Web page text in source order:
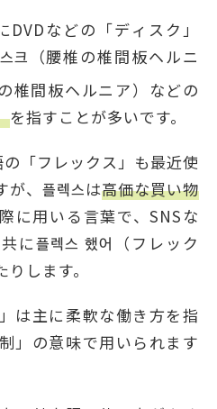
DVDなどの「ディスク」
크（腰椎の椎間板ヘルニ
椎間板ヘルニア）などの
を指すことが多いです。
「フレックス」も最近使
が、플렉스は高価な買い物
に用いる言葉で、SNSな
に플렉스 했어（フレック
します。
は主に柔軟な働き方を指
」の意味で用いられます